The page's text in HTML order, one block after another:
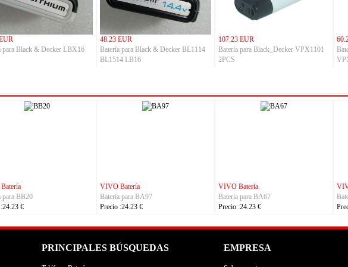
para Black & Decker LBX16
48.23 EUR
Batería para Black & Decker BL1114
BL1514 LB16
107.23 EUR
Batería para Black_Decker VPX1101
2PCS
Batería
para BA67
:24.23 €
VIVO Batería
Batería para BA96
Precio :24.23 €
REDMI Batería
Batería para BN6D
Precio :32.23 €
PRINCIPALES BÚSQUEDAS EMPRESA